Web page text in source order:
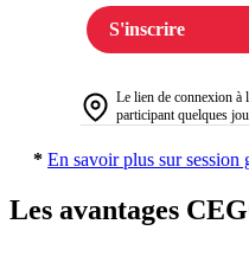
S'inscrire
Le lien de connexion à
participant quelques
* En savoir plus sur session
Les avantages